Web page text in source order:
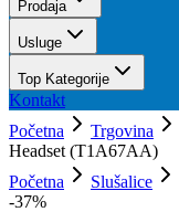
Prodaja
Usluge
Top Kategorije
Kontakt
Početna
Trgovina
Headset (T1A67AA)
Početna
Slušalice
-37%